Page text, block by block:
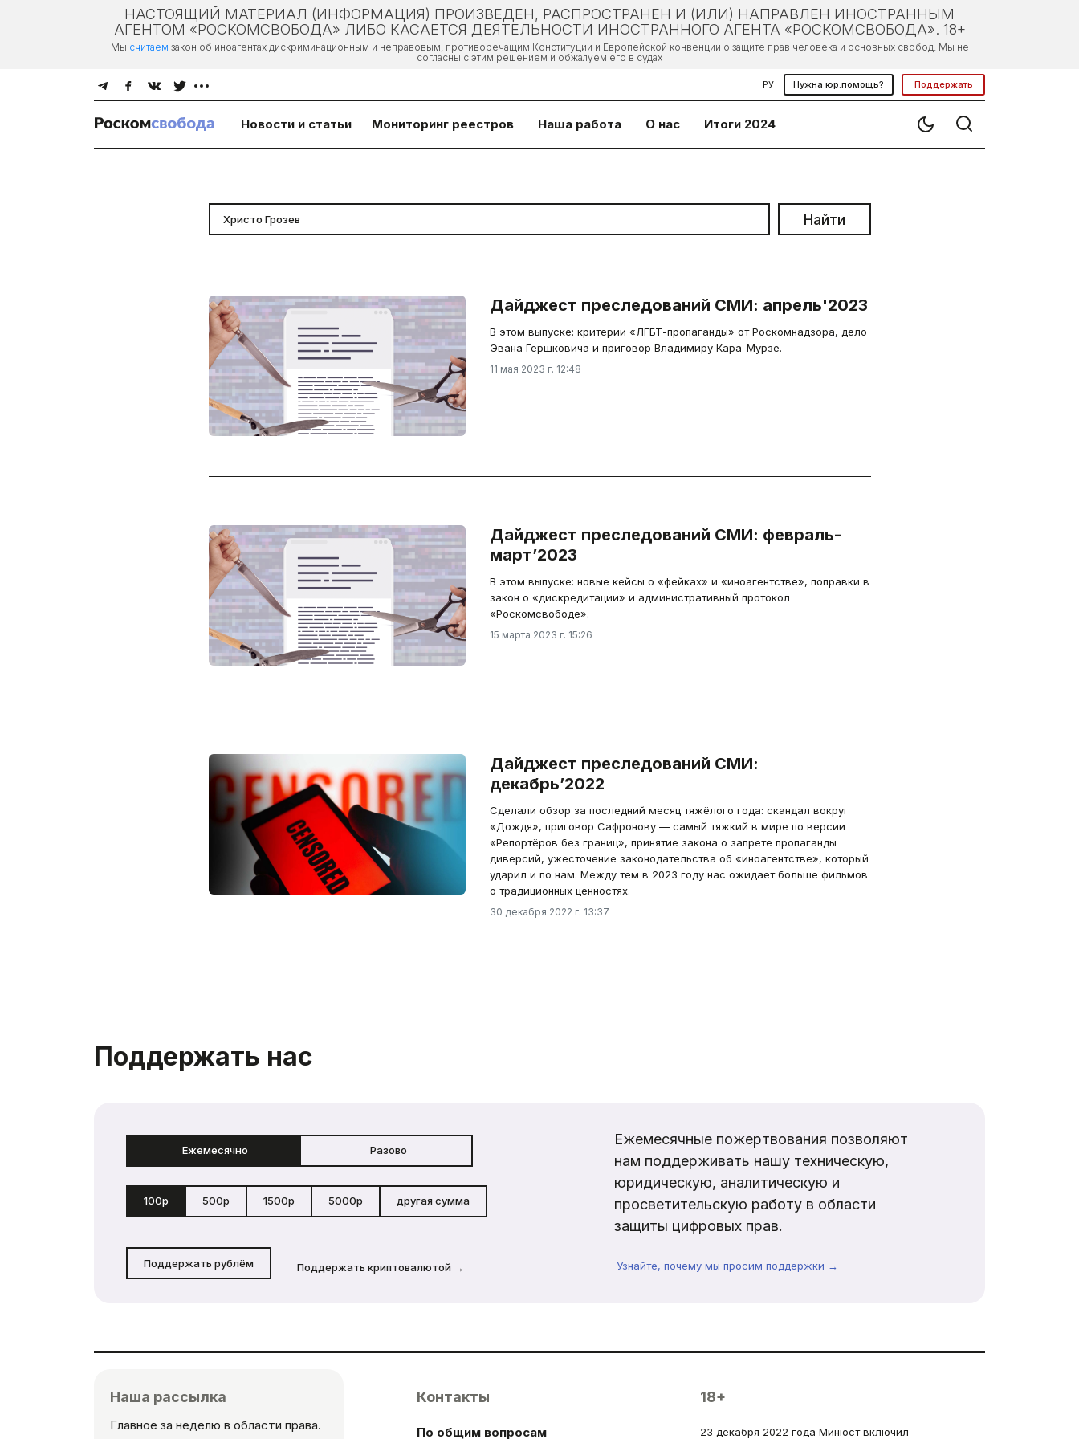
НАСТОЯЩИЙ МАТЕРИАЛ (ИНФОРМАЦИЯ) ПРОИЗВЕДЕН, РАСПРОСТРАНЕН И (ИЛИ) НАПРАВЛЕН ИНОСТРАННЫМ
АГЕНТОМ «РОСКОМСВОБОДА» ЛИБО КАСАЕТСЯ ДЕЯТЕЛЬНОСТИ ИНОСТРАННОГО АГЕНТА «РОСКОМСВОБОДА». 18+
Мы считаем закон об иноагентах дискриминационным и неправовым, противоречащим Конституции и Европейской конвенции о защите прав человека и основных свобод. Мы не
согласны с этим решением и обжалуем его в судах
РУ Нужна юр.помощь? Поддержать
Новости и статьи Мониторинг реестров Наша работа О нас Итоги 2024
Найти
Дайджест преследований СМИ: апрель'2023
В этом выпуске: критерии «ЛГБТ-пропаганды» от Роскомнадзора, дело
Эвана Гершковича и приговор Владимиру Кара-Мурзе.
11 мая 2023 г. 12:48
Дайджест преследований СМИ: февраль-
март’2023
В этом выпуске: новые кейсы о «фейках» и «иноагентстве», поправки в
закон о «дискредитации» и административный протокол
«Роскомсвободе».
15 марта 2023 г. 15:26
Дайджест преследований СМИ:
декабрь’2022
Сделали обзор за последний месяц тяжёлого года: скандал вокруг
«Дождя», приговор Сафронову — самый тяжкий в мире по версии
«Репортёров без границ», принятие закона о запрете пропаганды
диверсий, ужесточение законодательства об «иноагентстве», который
ударил и по нам. Между тем в 2023 году нас ожидает больше фильмов
о традиционных ценностях.
30 декабря 2022 г. 13:37
Поддержать нас
Ежемесячно Разово
100р 500р 1500р 5000р другая сумма
Поддержать рублём Поддержать криптовалютой →
Ежемесячные пожертвования позволяют
нам поддерживать нашу техническую,
юридическую, аналитическую и
просветительскую работу в области
защиты цифровых прав.
Узнайте, почему мы просим поддержки →
Наша рассылка
Главное за неделю в области права.
Контакты
По общим вопросам
18+
23 декабря 2022 года Минюст включил